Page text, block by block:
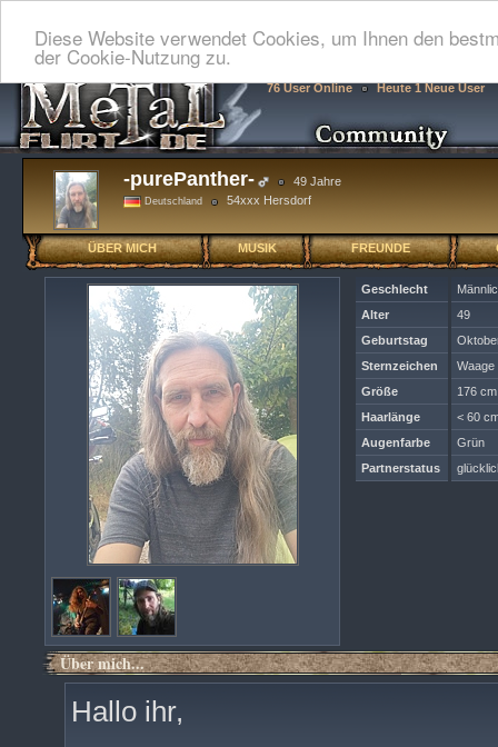
Diese Website verwendet Cookies, um Ihnen den
der Cookie-Nutzung zu.
76 User Online Heute 1 Neue User
-purePanther- 49 Jahre
Deutschland 54xxx Hersdorf
ÜBER MICH MUSIK FREUNDE
Geschlecht
Alter
49
Geburtstag
Sternzeichen
Waage
Größe
176 cm
Haarlänge
< 60
Augenfarbe
Grün
Partnerstatus
Über mich...
Hallo ihr,